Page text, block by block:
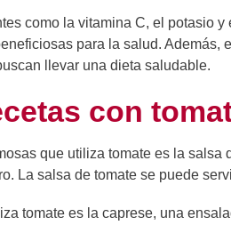
como la vitamina C, el potasio
para la salud.
llevar una dieta saludable.
con
que utiliza tomate es la
La salsa de tomate se puede
tomate es la caprese, una